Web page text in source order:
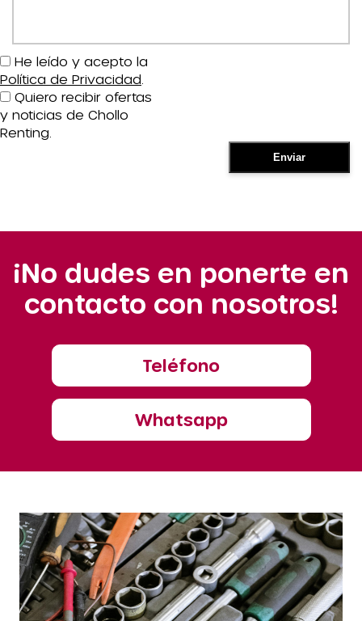
He leído y acepto la
Política de Privacidad
Quiero recibir ofertas
y noticias de Chollo
Renting.
¡No dudes en ponerte en
contacto con nosotros!
Teléfono
Whatsapp